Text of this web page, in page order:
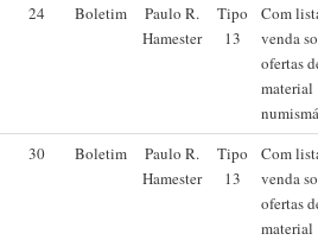
24 Boletim
Paulo R.
Hamester
Tipo
13
Com
venda
ofertas
material
30 Boletim
Paulo R.
Hamester
Tipo
13
Com
venda
ofertas
material